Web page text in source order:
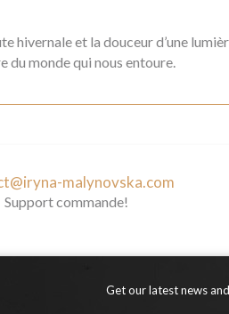
hivernale et la douceur d’une
du monde qui nous entoure.
malynovska.com
Support commande!
Get our latest news